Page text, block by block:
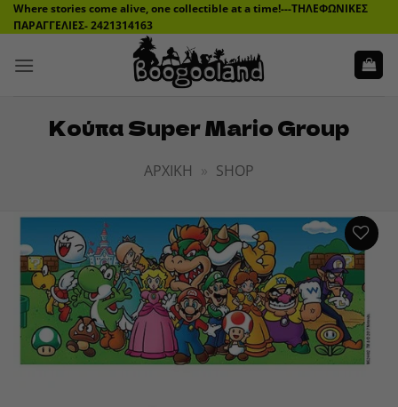
Μετάβαση
στο
Where stories come alive, one collectible at a time!---ΤΗΛΕΦΩΝΙΚΕΣ
ΠΑΡΑΓΓΕΛΙΕΣ- 2421314163
Κούπα Super Mario Group
ΑΡΧΙΚΉ » SHOP
ADD TO
WISHLIST